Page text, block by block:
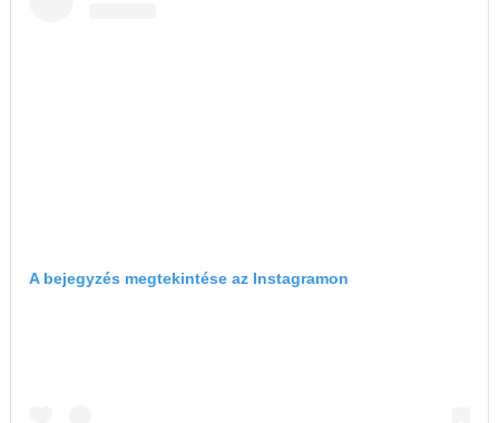
A bejegyzés megtekintése az Instagramon